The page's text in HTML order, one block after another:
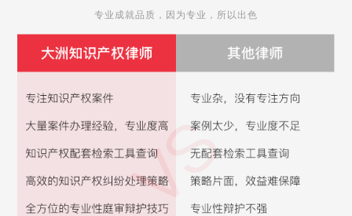
专业成就品质，因为专业，所以出色